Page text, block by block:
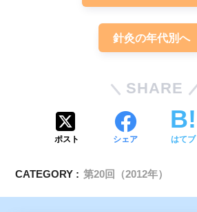
針灸の年代別へ
SHARE
ポスト シェア はてブ
CATEGORY : 第20回（2012年）